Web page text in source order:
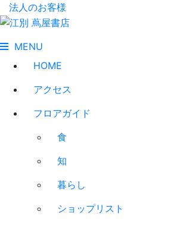
法人のお客様
MENU
HOME
アクセス
フロアガイド
食
知
暮らし
ショップリスト